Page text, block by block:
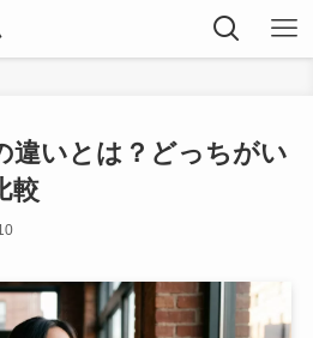
違いとは？どっちがい
較